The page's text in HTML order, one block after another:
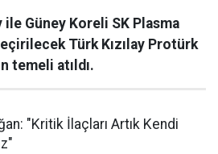
ile Güney Koreli SK Plasma
Türk Kızılay Protürk
temeli atıldı.
"Kritik İlaçları Artık Kendi